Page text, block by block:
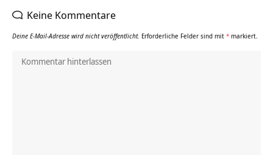
Keine Kommentare
Deine E-Mail-Adresse wird nicht veröffentlicht. Erforderliche Felder sind mit * markiert.